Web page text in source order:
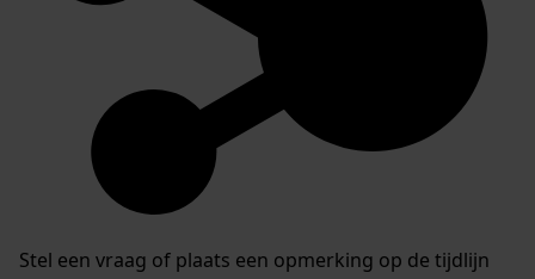
Stel een vraag of plaats een opmerking op de tijdlijn